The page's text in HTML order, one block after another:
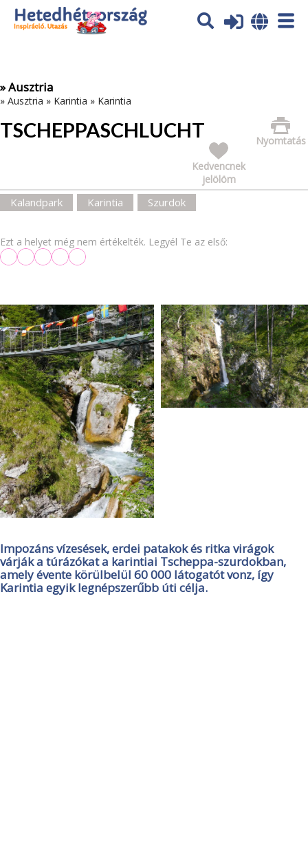
Az oldal sütiket (cookies) használ. További tájékoztatás itt:
Adatvédelmi tájékoztató
» Ausztria
» Ausztria » Karintia » Karintia
TSCHEPPASCHLUCHT
Nyomtatás
Kedvencnek
jelölöm
Kalandpark Karintia Szurdok
Ezt a helyet még nem értékelték. Legyél Te az első:
Impozáns vízesések, erdei patakok és ritka virágok
várják a túrázókat a karintiai Tscheppa-szurdokban,
amely évente körülbelül 60 000 látogatót vonz, így
Karintia egyik legnépszerűbb úti célja.